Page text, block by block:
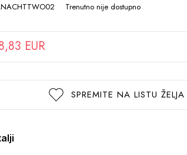
Trenutno nije dostupno
EUR
SPREMITE NA LISTU ŽELJA